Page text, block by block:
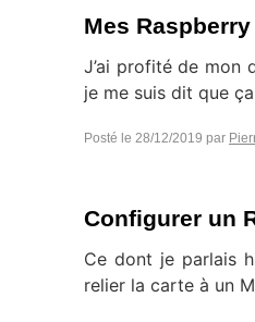
Mes
J’ai profité de mon
je me suis dit que
Posté le 28/12/2019 par
Configurer un
Ce dont je parlais
relier la carte à un